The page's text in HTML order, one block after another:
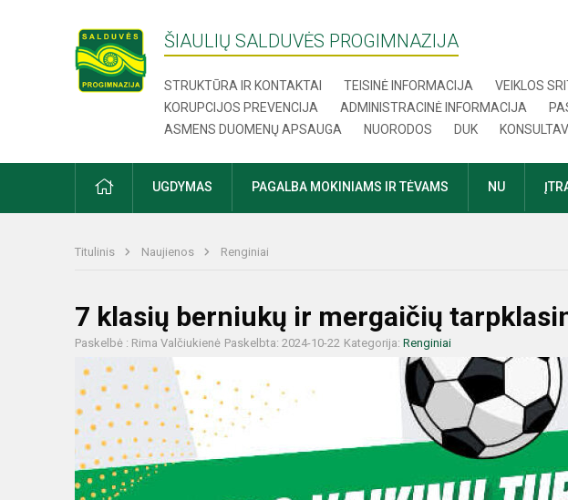
ŠIAULIŲ SALDUVĖS PROGIMNAZIJA
STRUKTŪRA IR KONTAKTAI TEISINĖ INFORMACIJA VEIKLOS
KORUPCIJOS PREVENCIJA
ADMINISTRACINĖ INFORMACIJA
ASMENS DUOMENŲ APSAUGA
NUORODOS DUK
UGDYMAS PAGALBA MOKINIAMS IR TĖVAMS NU
Titulinis Naujienos Renginiai
7 klasių berniukų ir mergaičių
Paskelbė : Rima Valčiukienė Paskelbta: 2024-10-22 Kategorija: Renginiai